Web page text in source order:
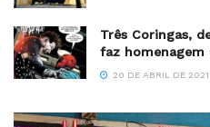
Três Coringas,
faz homenagem
20 DE ABRIL DE 2021